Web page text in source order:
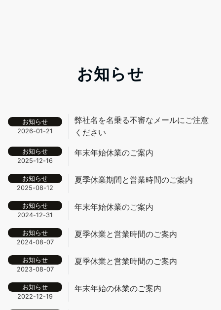
お知らせ
お知らせ
2026-01-21
弊社名を名乗る不審なメールにご注意
ください
お知らせ
2025-12-16
年末年始休業のご案内
お知らせ
2025-08-12
夏季休業期間と営業時間のご案内
お知らせ
2024-12-31
年末年始休業のご案内
お知らせ
2024-08-07
夏季休業と営業時間のご案内
お知らせ
2023-08-07
夏季休業と営業時間のご案内
お知らせ
2022-12-19
年末年始の休業のご案内